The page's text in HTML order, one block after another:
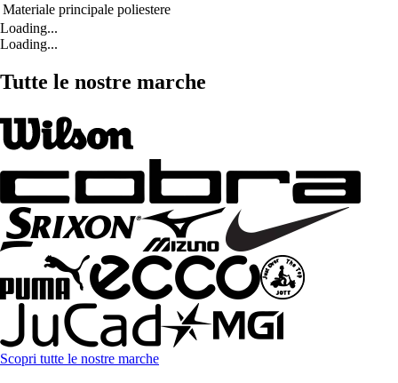
Materiale principale poliestere
Loading...
Loading...
Tutte le nostre marche
Scopri tutte le nostre marche